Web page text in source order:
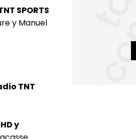
SPORTS
y Manuel
TNT
y